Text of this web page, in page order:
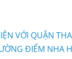
VỚI QUẬN
ĐIỂM NHA